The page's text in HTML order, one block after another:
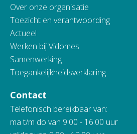
Over onze organisatie
Toezicht en verantwoording
Actueel
Werken bij Vidomes
Samenwerking
Toegankelijkheidsverklaring
Contact
Telefonisch bereikbaar van:
ma t/m do van 9.00 - 16.00 uur